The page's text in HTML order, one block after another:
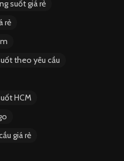
suốt giá rẻ
rẻ
theo yêu cầu
HCM
giá rẻ